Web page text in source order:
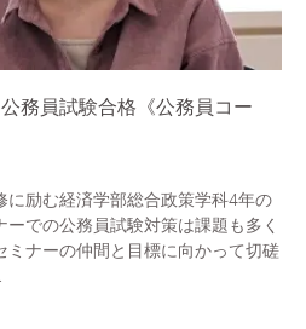
務員試験合格《公務員コー
に励む経済学部総合政策学科4年の
での公務員試験対策は課題も多く
ミナーの仲間と目標に向かって切磋